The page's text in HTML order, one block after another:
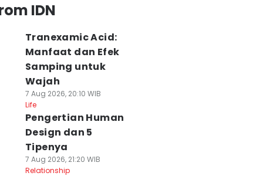
IDN
Tranexamic Acid:
Manfaat dan Efek
Samping untuk
Wajah
7 Aug 2026, 20:10 WIB
Life
Pengertian Human
Design dan 5
Tipenya
7 Aug 2026, 21:20 WIB
Relationship